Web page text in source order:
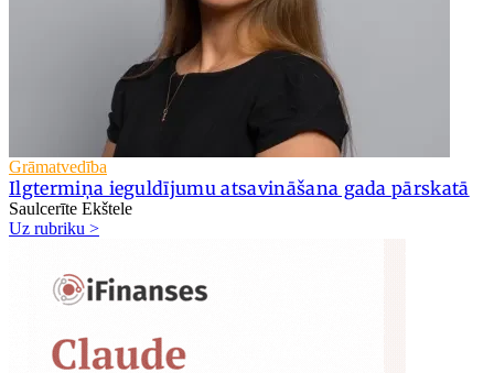
Grāmatvedība
Ilgtermiņa ieguldījumu atsavināšana gada pārskatā
Saulcerīte Ekštele
Uz rubriku >